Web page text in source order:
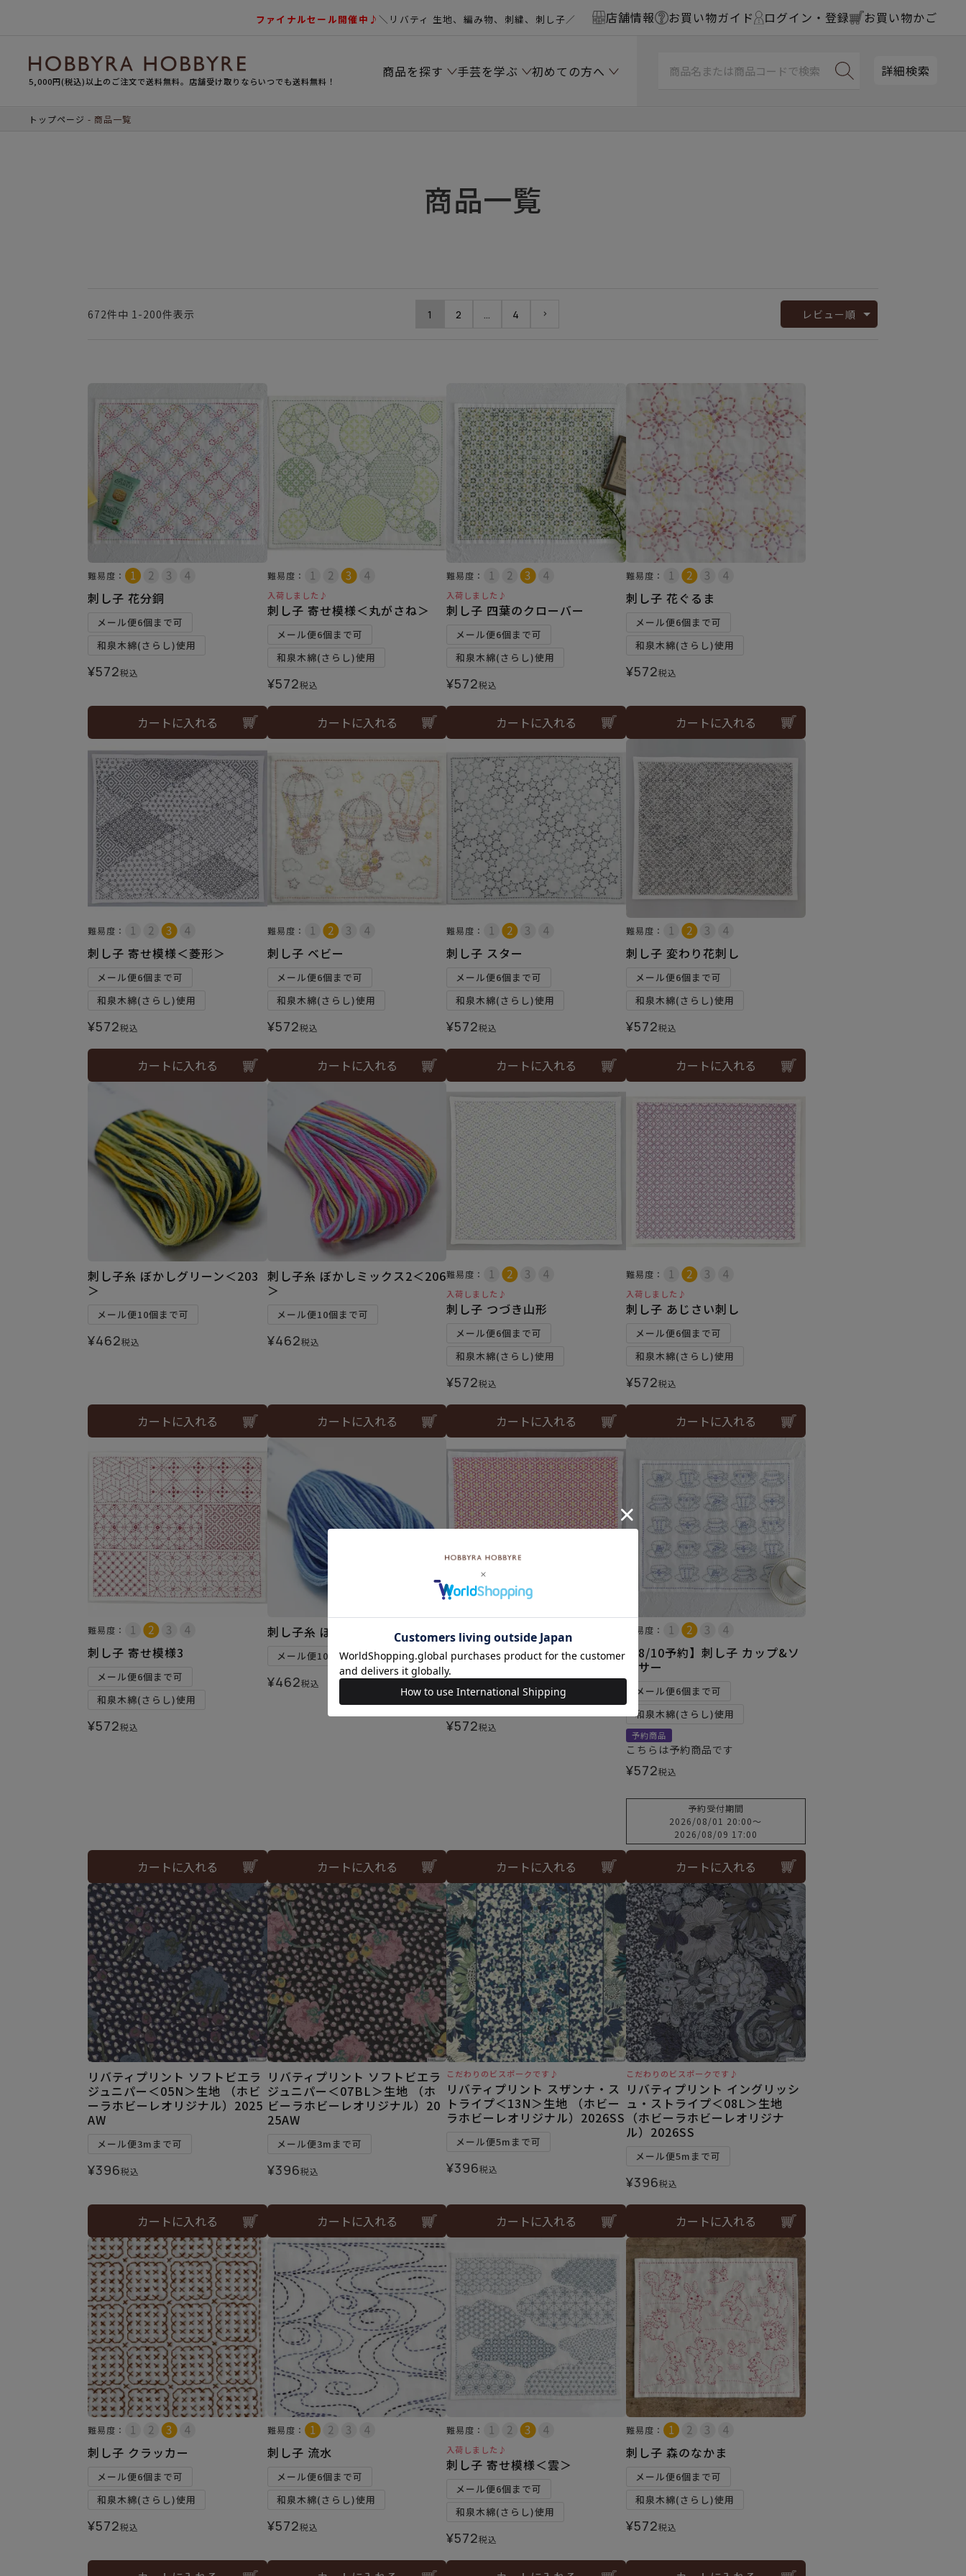
ファイナルセール開催中♪＼リバティ 生地、編み物、刺繍、刺し子／ 店舗情報 お買い物ガイド ログイン・登録 お買い物かご
5,000円(税込)以上のご注文で送料無料。店舗受け取りならいつでも送料無料！
商品を探す 手芸を学ぶ 初めての方へ 詳細検索
トップページ 商品一覧
商品一覧
レビュー順
672件中 1 -200件表示 1 2 4
難易度：
刺し子 花分銅
メール便6個まで可
和泉木綿(さらし)使用
¥572税込
カートに入れる
難易度：
入荷しました♪
刺し子 寄せ模様＜丸がさね＞
メール便6個まで可
和泉木綿(さらし)使用
¥572税込
カートに入れる
難易度：
入荷しました♪
刺し子 四葉のクローバー
メール便6個まで可
和泉木綿(さらし)使用
¥572税込
カートに入れる
難易度：
刺し子 花ぐるま
メール便6個まで可
和泉木綿(さらし)使用
¥572税込
カートに入れる
難易度：
刺し子 寄せ模様＜菱形＞
メール便6個まで可
和泉木綿(さらし)使用
¥572税込
カートに入れる
難易度：
刺し子 ベビー
メール便6個まで可
和泉木綿(さらし)使用
¥572税込
カートに入れる
難易度：
刺し子 スター
メール便6個まで可
和泉木綿(さらし)使用
¥572税込
カートに入れる
難易度：
刺し子 変わり花刺し
メール便6個まで可
和泉木綿(さらし)使用
¥572税込
カートに入れる
刺し子糸 ぼかしグリーン＜203
＞
メール便10個まで可
¥462税込
カートに入れる
刺し子糸 ぼかしミックス2＜206
＞
メール便10個まで可
¥462税込
カートに入れる
難易度：
入荷しました♪
刺し子 つづき山形
メール便6個まで可
和泉木綿(さらし)使用
¥572税込
カートに入れる
難易度：
入荷しました♪
刺し子 あじさい刺し
メール便6個まで可
和泉木綿(さらし)使用
¥572税込
カートに入れる
難易度：
刺し子 寄せ模様3
メール便6個まで可
和泉木綿(さらし)使用
¥572税込
カートに入れる
刺し子糸 ぼかしブルー＜201＞
メール便10個まで可
¥462税込
カートに入れる
刺し子 お花畑
メール便6個まで可
和泉木綿(さらし)使用
¥572税込
カートに入れる
難易度：
【8/10予約】刺し子 カップ&ソ
ーサー
メール便6個まで可
和泉木綿(さらし)使用
予約商品
こちらは予約商品です
¥572税込
予約受付期間
2026/08/01 20:00〜
2026/08/09 17:00
カートに入れる
リバティプリント ソフトビエラ
ジュニパー＜05N＞生地 （ホビ
ーラホビーレオリジナル）2025
AW
メール便3mまで可
¥396税込
カートに入れる
リバティプリント ソフトビエラ
ジュニパー＜07BL＞生地 （ホ
ビーラホビーレオリジナル）20
25AW
メール便3mまで可
¥396税込
カートに入れる
こだわりのビスポークです♪
リバティプリント スザンナ・ス
トライプ＜13N＞生地 （ホビー
ラホビーレオリジナル）2026SS
メール便5mまで可
¥396税込
カートに入れる
こだわりのビスポークです♪
リバティプリント イングリッシ
ュ・ストライプ＜08L＞生地
（ホビーラホビーレオリジナ
ル）2026SS
メール便5mまで可
¥396税込
カートに入れる
難易度：
刺し子 クラッカー
メール便6個まで可
和泉木綿(さらし)使用
¥572税込
難易度：
刺し子 流水
メール便6個まで可
和泉木綿(さらし)使用
¥572税込
難易度：
入荷しました♪
刺し子 寄せ模様＜雲＞
メール便6個まで可
和泉木綿(さらし)使用
¥572税込
難易度：
刺し子 森のなかま
メール便6個まで可
和泉木綿(さらし)使用
¥572税込